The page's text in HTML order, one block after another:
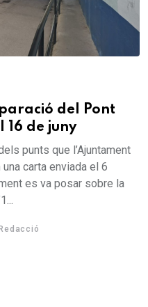
del Pont
16 de juny
punts que l’Ajuntament
carta enviada el 6
es va posar sobre la